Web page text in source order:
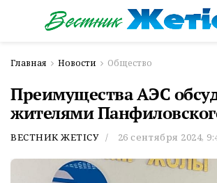
Главная Новости Общество
Преимущества АЭС
жителями
ВЕСТНИК ЖЕТІСУ 26 сентября 2024,